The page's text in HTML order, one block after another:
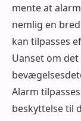
mente at
nemlig en
kan tilpasses
Uanset om
Alarm
beskyttelse til